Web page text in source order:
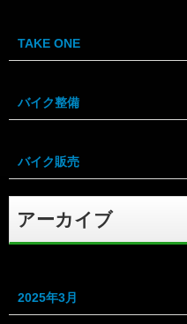
TAKE ONE
バイク整備
バイク販売
アーカイブ
2025年3月